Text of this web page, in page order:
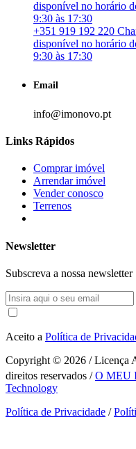
disponível no horário
9:30 às 17:30
+351 919 192 220
disponível no horário
9:30 às 17:30
Email
info@imonovo.pt
Links Rápidos
Comprar imóvel
Arrendar imóvel
Vender conosco
Terrenos
Newsletter
Subscreva a nossa newsletter
Aceito a Política de
Copyright © 2026 / Licença
direitos reservados /O MEU
Technology
Política de Privacidade /